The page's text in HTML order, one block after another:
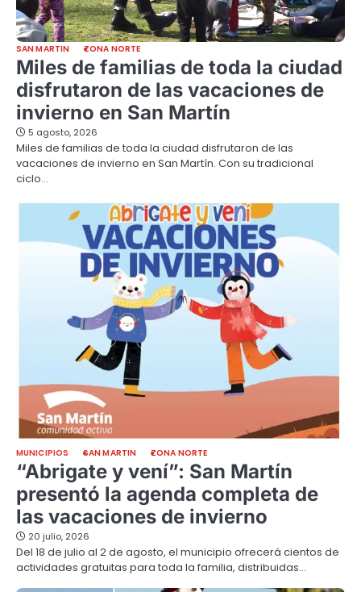
SAN MARTIN ZONA NORTE
Miles de familias de toda la ciudad
disfrutaron de las vacaciones de
invierno en San Martín
5 agosto, 2026
Miles de familias de toda la ciudad disfrutaron de las
vacaciones de invierno en San Martín. Con su tradicional
ciclo…
MUNICIPIOS SAN MARTIN ZONA NORTE
“Abrigate y vení”: San Martín
presentó la agenda completa de
las vacaciones de invierno
20 julio, 2026
Del 18 de julio al 2 de agosto, el municipio ofrecerá cientos de
actividades gratuitas para toda la familia, distribuidas…